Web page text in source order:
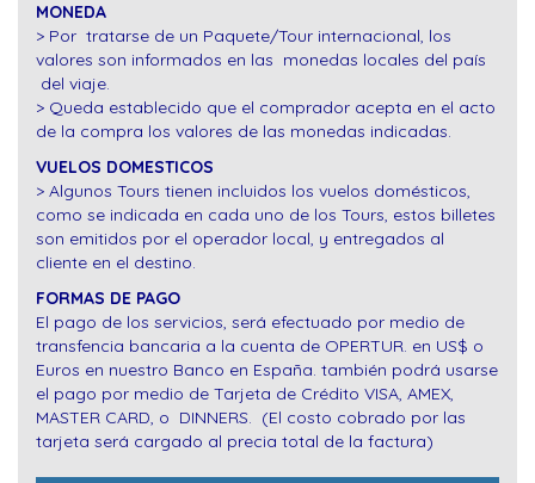
MONEDA
> Por tratarse de un Paquete/Tour internacional, los
valores son informados en las monedas locales del país
del viaje.
> Queda establecido que el comprador acepta en el acto
de la compra los valores de las monedas indicadas.
VUELOS DOMESTICOS
> Algunos Tours tienen incluidos los vuelos domésticos,
como se indicada en cada uno de los Tours, estos billetes
son emitidos por el operador local, y entregados al
cliente en el destino.
FORMAS DE PAGO
El pago de los servicios, será efectuado por medio de
transfencia bancaria a la cuenta de OPERTUR. en US$ o
Euros en nuestro Banco en España. también podrá usarse
el pago por medio de Tarjeta de Crédito VISA, AMEX,
MASTER CARD, o DINNERS. (El costo cobrado por las
tarjeta será cargado al precia total de la factura)